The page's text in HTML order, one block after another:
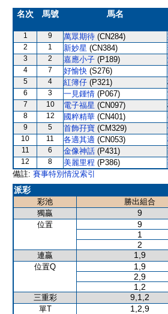
名次 馬號 馬名
1 9 萬眾期待 (CN284)
2 1 新妙星 (CN384)
3 2 嘉應小子 (P189)
4 7 好愉快 (S276)
5 4 紅簿仔 (P321)
6 3 一見鍾情 (P067)
7 10 電子福星 (CN097)
8 12 國粹精華 (CN401)
9 5 首飾孖寶 (CM329)
10 11 各適其適 (CN053)
11 6 金像神話 (P431)
12 8 美麗里程 (P386)
備註: 賽事特別情況索引
派彩
彩池 勝出組合
獨贏
9
位置 9
1
2
連贏 1,9
位置Q 1,9
2,9
1,2
三重彩 9,1,2
單T 1,2,9